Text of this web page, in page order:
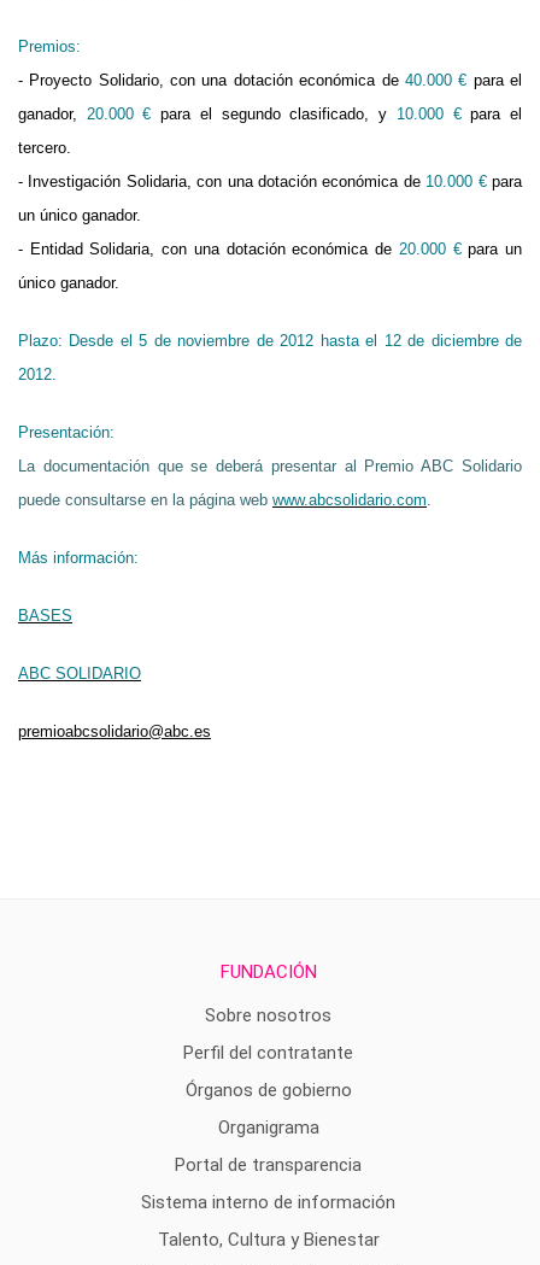
Premios:
- Proyecto Solidario, con una dotación económica de 40.000 € para el
ganador, 20.000 € para el segundo clasificado, y 10.000 €para el
tercero.
- Investigación Solidaria, con una dotación económica de 10.000 €para
un único ganador.
- Entidad Solidaria, con una dotación económica de 20.000 €para un
único ganador.
Plazo: Desde el 5 de noviembre de 2012 hasta el 12 de diciembre de
2012.
Presentación:
La documentación que se deberá presentar al Premio ABC Solidario
puede consultarse en la página web www.abcsolidario.com.
Más información:
BASES
ABC SOLIDARIO
premioabcsolidario@abc.es
FUNDACIÓN
Sobre nosotros
Perfil del contratante
Órganos de gobierno
Organigrama
Portal de transparencia
Sistema interno de información
Talento, Cultura y Bienestar